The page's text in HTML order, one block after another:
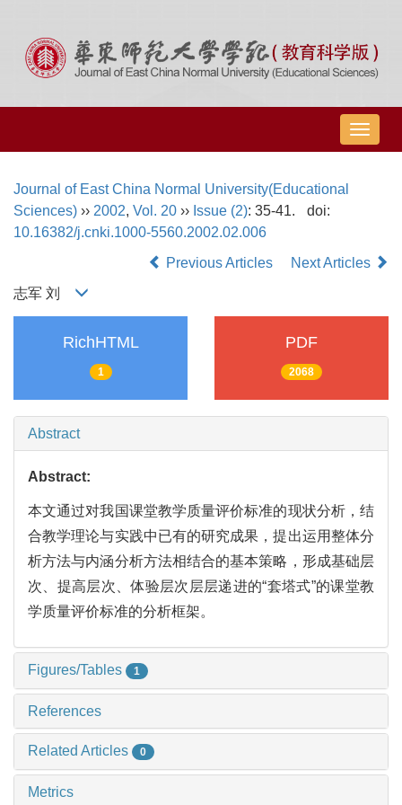
导
航
Journal of East China Normal University(Educational
Sciences) ›› 2002, Vol. 20 ›› Issue (2): 35-41.
doi:
10.16382/j.cnki.1000-5560.2002.02.006
Previous Articles
Next Articles
志军 刘
RichHTML
1
PDF
2068
Abstract
Abstract:
本文通过对我国课堂教学质量评价标准的现状分析，结
合教学理论与实践中已有的研究成果，提出运用整体分
析方法与内涵分析方法相结合的基本策略，形成基础层
次、提高层次、体验层次层层递进的“套塔式”的课堂教
学质量评价标准的分析框架。
Figures/Tables 1
References
Related Articles 0
Metrics